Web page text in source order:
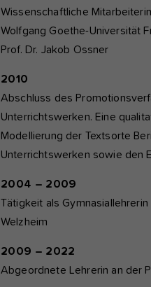
Wissenschaftliche
Wolfgang Goethe-Universität
Prof. Dr. Jakob Ossner
2010
Abschluss des
Unterrichtswerken. Eine
Modellierung der Textsorte
Unterrichtswerken sowie den
2004 – 2009
Tätigkeit als Gymnasiallehrerin
Welzheim
2009 – 2022
Abgeordnete Lehrerin an der